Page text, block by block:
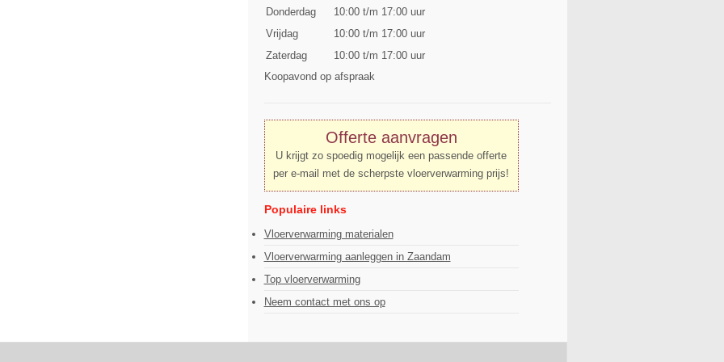
Donderdag
10:00 t/m 17:00 uur
Vrijdag
10:00 t/m 17:00 uur
Zaterdag
10:00 t/m 17:00 uur
Koopavond op afspraak
Offerte aanvragen
U krijgt zo spoedig mogelijk een passende offerte
per e-mail met de scherpste vloerverwarming prijs!
Populaire links
Vloerverwarming materialen
Vloerverwarming aanleggen in Zaandam
Top vloerverwarming
Neem contact met ons op